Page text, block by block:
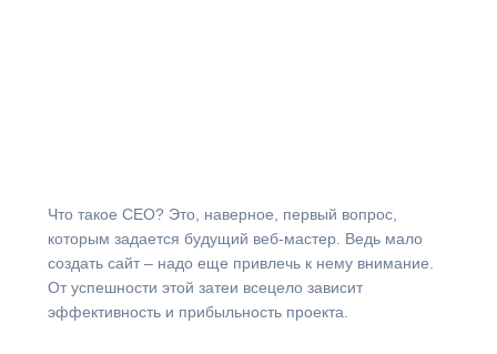
⁠Что такое CEO? Это, наверное, первый вопрос,
которым задается будущий веб-мастер. Ведь мало
создать сайт – надо еще привлечь к нему внимание.
От успешности этой затеи всецело зависит
эффективность и прибыльность проекта.